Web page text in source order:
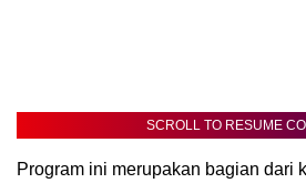
SCROLL TO RESUME
Program ini merupakan bagian dari